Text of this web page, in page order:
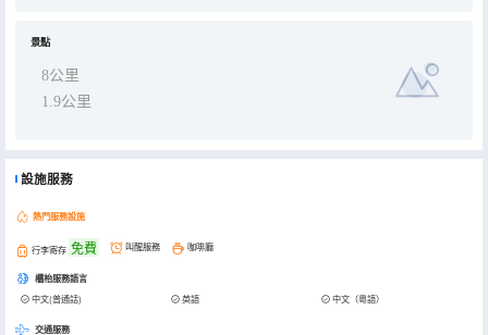
景點
8公里
1.9公里
設施服務
熱門服務設施
行李寄存 免費 叫醒服務 咖啡廳
櫃枱服務語言
中文(普通話) 英語 中文（粵語）
交通服務